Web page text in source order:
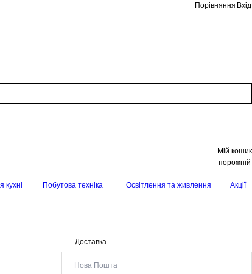
Порівняння Вхід
Мій кошик
порожній
кухні Побутова техніка Освітлення та живлення Акції
Доставка
Нова Пошта